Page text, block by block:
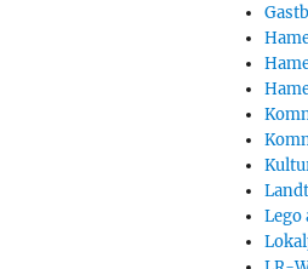
Lego